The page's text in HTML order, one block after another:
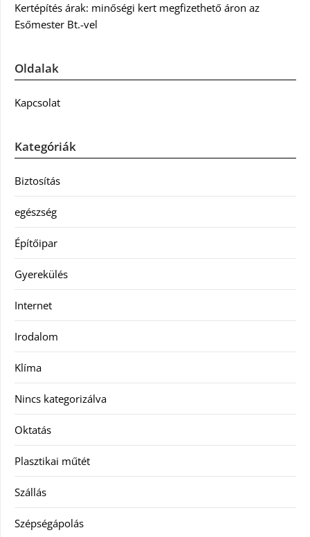
Kertépítés árak: minőségi kert megfizethető áron az
Esőmester Bt.-vel
Oldalak
Kapcsolat
Kategóriák
Biztosítás
egészség
Építőipar
Gyerekülés
Internet
Irodalom
Klíma
Nincs kategorizálva
Oktatás
Plasztikai műtét
Szállás
Szépségápolás